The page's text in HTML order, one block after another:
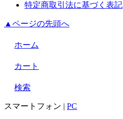
特定商取引法に基づく表記
▲ページの先頭へ
ホーム
カート
検索
スマートフォン PC